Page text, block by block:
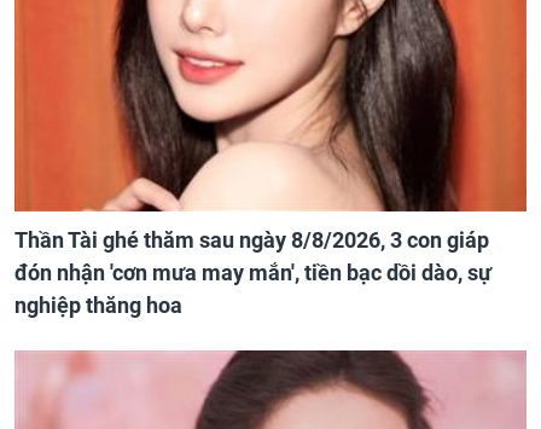
Thần Tài ghé thăm sau ngày 8/8/2026, 3 con giáp
đón nhận 'cơn mưa may mắn', tiền bạc dồi dào, sự
nghiệp thăng hoa